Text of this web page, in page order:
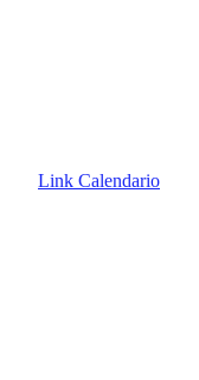
Link Calendario